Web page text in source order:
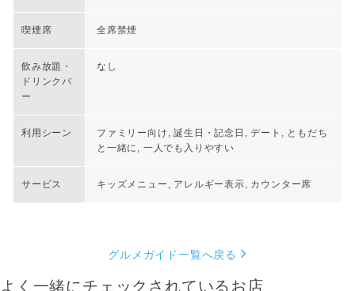
喫煙席 全席禁煙
飲み放題・
ドリンクバ
ー
なし
利用シーン
ファミリー向け, 誕生日・記念日, デート, ともだち
と一緒に, 一人でも入りやすい
サービス キッズメニュー, アレルギー表示, カウンター席
グルメガイド一覧へ戻る
よく一緒にチェックされているお店